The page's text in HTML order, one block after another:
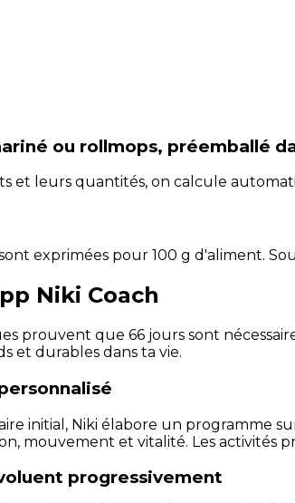
ou rollmops, préemballé
et leurs quantités, on calcule
exprimées pour 100 g d'aliment.
Niki Coach
prouvent que 66 jours sont
et durables dans ta vie.
initial, Niki élabore un programme
mouvement et vitalité. Les activités
progressivement